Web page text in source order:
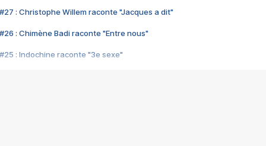
#27 : Christophe Willem raconte "Jacques a dit"
#26 : Chimène Badi raconte "Entre nous"
#25 : Indochine raconte "3e sexe"